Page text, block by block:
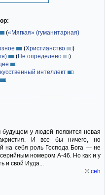
(«Мягкая» (гуманитарная)
(Христианство
)
(Не определено
)
интеллект
будущем у людей появится новая
И все бы ничего, но
на себя роль Господа Бога — не
номером А-46. Но как и у
и свой Иуда...
© ceh